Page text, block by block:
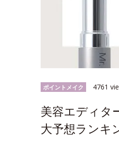
ポイントメイク 4761
美容エディタ
大予想ランキ